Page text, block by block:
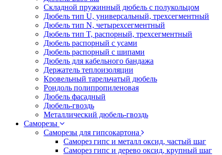
Складной пружинный дюбель с полукольцом
Дюбель тип U, универсальный, трехсегментный
Дюбель тип N, четырехсегментный
Дюбель тип T, распорный, трехсегментный
Дюбель распорный с усами
Дюбель распорный с шипами
Дюбель для кабельного бандажа
Держатель теплоизоляции
Кровельный тарельчатый дюбель
Рондоль полипропиленовая
Дюбель фасадный
Дюбель-гвоздь
Металлический дюбель-гвоздь
Саморезы
Саморезы для гипсокартона
Саморез гипс и металл оксид, частый шаг
Саморез гипс и дерево оксид, крупный шаг